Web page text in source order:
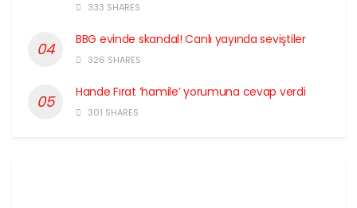
333 SHARES
BBG evinde skandal! Canlı yayında seviştiler
326 SHARES
Hande Fırat ‘hamile’ yorumuna cevap verdi
301 SHARES